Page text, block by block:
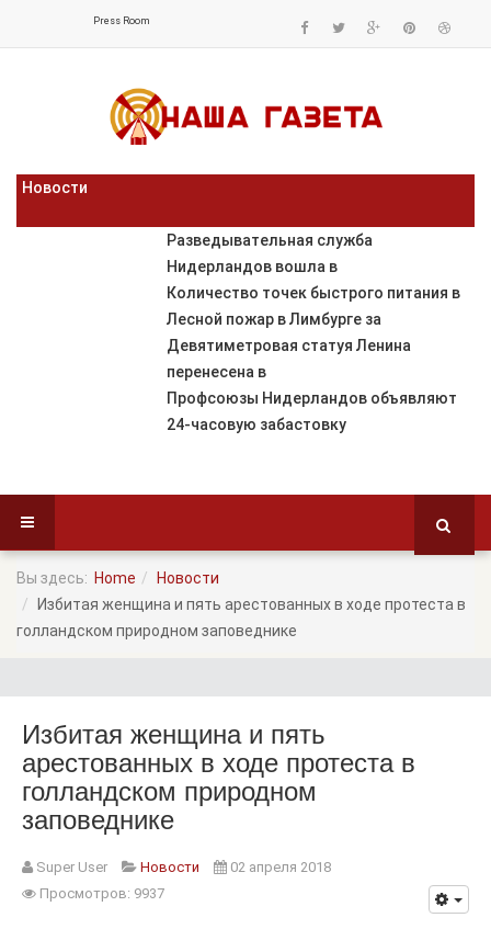
Press Room
Новости
Разведывательная служба
Нидерландов вошла в
Количество точек быстрого питания в
Лесной пожар в Лимбурге за
Девятиметровая статуя Ленина
перенесена в
Профсоюзы Нидерландов объявляют
24-часовую забастовку
Вы здесь: Home
Новости
Избитая женщина и пять арестованных в ходе протеста в
голландском природном заповеднике
Избитая женщина и пять
арестованных в ходе протеста в
голландском природном
заповеднике
Super User Новости
02 апреля 2018
Просмотров: 9937